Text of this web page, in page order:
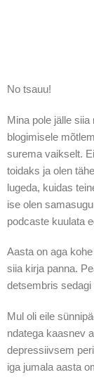
No tsauu!
Mina pole jälle
blogimisele
surema vaikselt.
toidaks ja olen
lugeda, kuidas
ise olen
podcaste kuulata
Aasta on aga
siia kirja panna.
detsembris
Mul oli eile
ndatega kaasnev
depressiivsem
iga jumala aasta